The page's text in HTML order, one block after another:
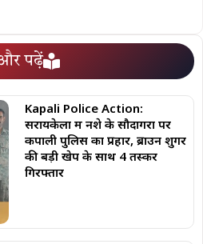
पढ़ें
Kapali Police Action:
सरायकेला में नशे के सौदागरों पर
कपाली पुलिस का प्रहार, ब्राउन शुगर
की बड़ी खेप के साथ 4 तस्कर
गिरफ्तार